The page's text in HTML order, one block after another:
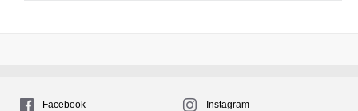
Facebook Instagram